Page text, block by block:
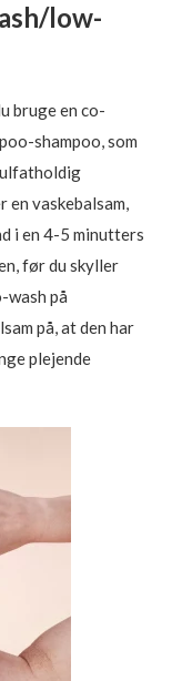
low-
bruge en co-
shampoo, som
en vaskebalsam,
i en 4-5 minutters
før du skyller
wash på
på, at den har
plejende